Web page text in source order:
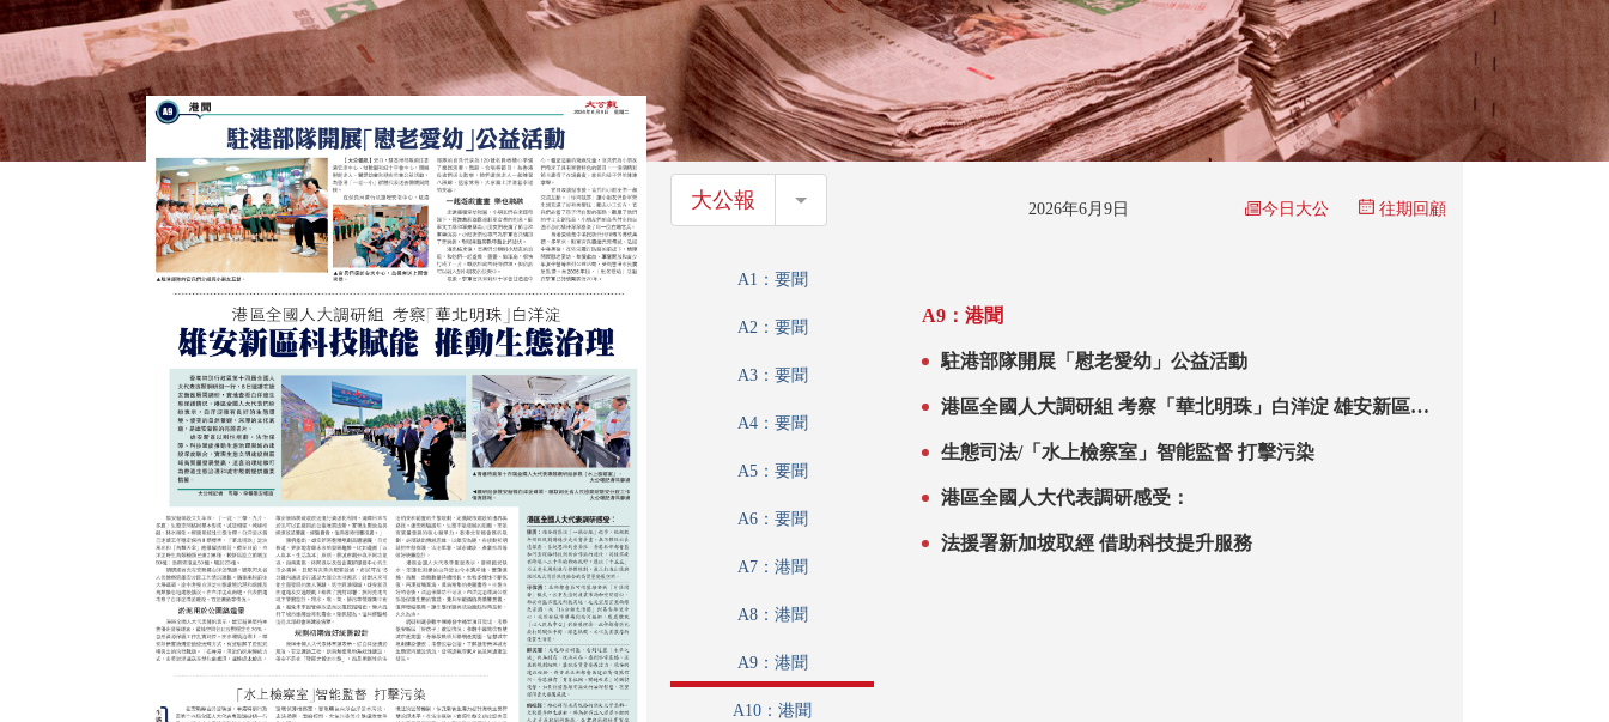
大公報 大公報 2026年6月9日 今日大公 往期回顧
A1：要聞
A2：要聞
A3：要聞
A4：要聞
A5：要聞
A6：要聞
A7：港聞
A8：港聞
A9：港聞
A10：港聞
A9：港聞
駐港部隊開展「慰老愛幼」公益活動
港區全國人大調研組 考察「華北明珠」白洋淀 雄安新區科
生態司法/「水上檢察室」智能監督 打擊污染
港區全國人大代表調研感受：
法援署新加坡取經 借助科技提升服務